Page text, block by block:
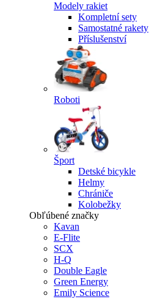
Modely rakiet
Kompletní sety
Samostatné rakety
Příslušenství
Roboti
Šport
Detské bicykle
Helmy
Chrániče
Kolobežky
Obľúbené značky
Kavan
E-Flite
SCX
H-Q
Double Eagle
Green Energy
Emily Science